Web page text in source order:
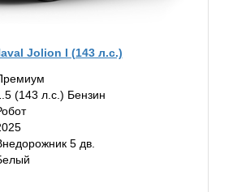
Jolion I (143 л.с.)
(143 л.с.) Бензин
5 дв.